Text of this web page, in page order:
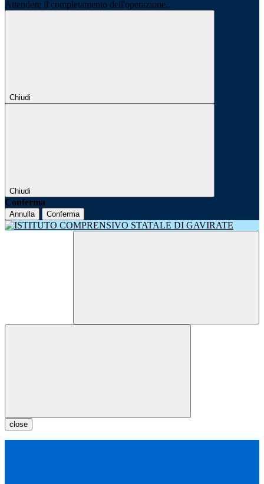
Attendere il completamento dell'operazione...
Chiudi
Chiudi
Conferma
Annulla Conferma
close